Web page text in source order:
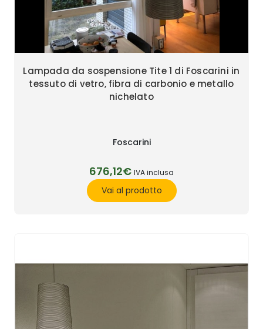
Lampada da sospensione Tite 1 di Foscarini in
tessuto di vetro, fibra di carbonio e metallo
nichelato
Foscarini
676,12€ IVA inclusa
Vai al prodotto